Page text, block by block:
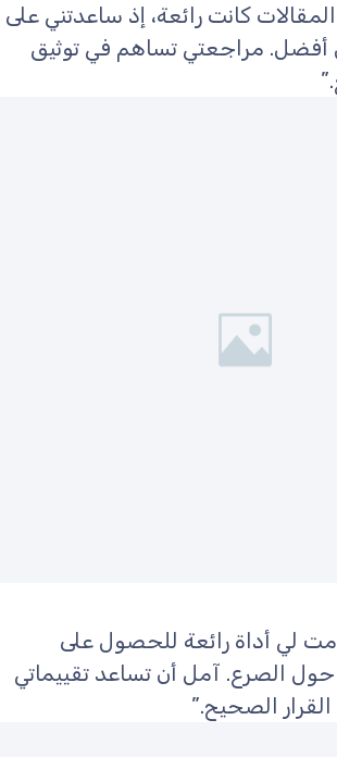
كانت رائعة، إذ ساعدتني على
أفضل. مراجعتي تساهم في توثيق
لي أداة رائعة للحصول على
الصرع. آمل أن تساعد تقييماتي
الصحيح.”